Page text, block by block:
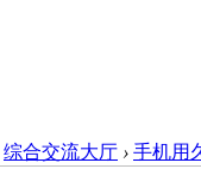
综合交流大厅 › 手机用